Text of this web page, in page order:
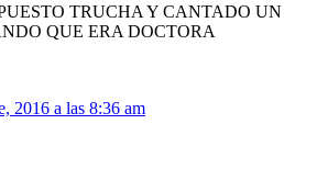
TRUCHA Y CANTADO UN
QUE ERA DOCTORA
2016 a las 8:36 am